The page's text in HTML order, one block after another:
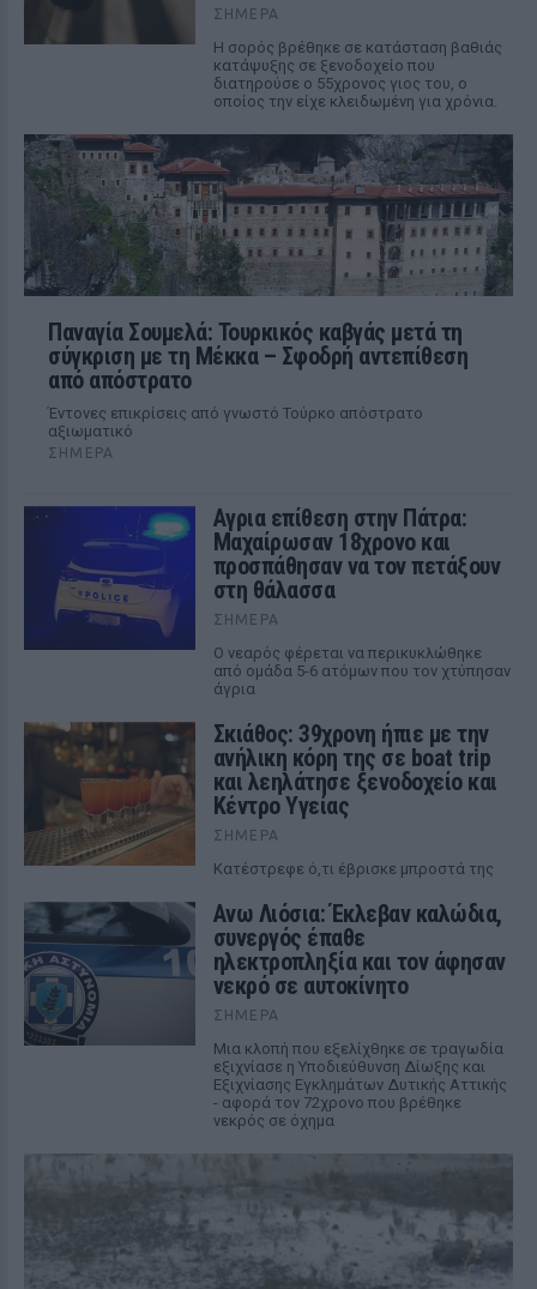
ΣΉΜΕΡΑ
Η σορός βρέθηκε σε κατάσταση βαθιάς
κατάψυξης σε ξενοδοχείο που
διατηρούσε ο 55χρονος γιος του, ο
οποίος την είχε κλειδωμένη για χρόνια.
Παναγία Σουμελά: Τουρκικός καβγάς μετά τη
σύγκριση με τη Μέκκα – Σφοδρή αντεπίθεση
από απόστρατο
Έντονες επικρίσεις από γνωστό Τούρκο απόστρατο
αξιωματικό
ΣΉΜΕΡΑ
Αγρια επίθεση στην Πάτρα:
Μαχαίρωσαν 18χρονο και
προσπάθησαν να τον πετάξουν
στη θάλασσα
ΣΉΜΕΡΑ
Ο νεαρός φέρεται να περικυκλώθηκε
από ομάδα 5-6 ατόμων που τον χτύπησαν
άγρια
Σκιάθος: 39χρονη ήπιε με την
ανήλικη κόρη της σε boat trip
και λεηλάτησε ξενοδοχείο και
Κέντρο Υγείας
ΣΉΜΕΡΑ
Κατέστρεφε ό,τι έβρισκε μπροστά της
Ανω Λιόσια: Έκλεβαν καλώδια,
συνεργός έπαθε
ηλεκτροπληξία και τον άφησαν
νεκρό σε αυτοκίνητο
ΣΉΜΕΡΑ
Μια κλοπή που εξελίχθηκε σε τραγωδία
εξιχνίασε η Υποδιεύθυνση Δίωξης και
Εξιχνίασης Εγκλημάτων Δυτικής Αττικής
- αφορά τον 72χρονο που βρέθηκε
νεκρός σε όχημα